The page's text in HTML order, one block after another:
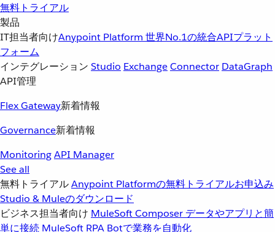
無料トライアル
製品
IT担当者向けAnypoint Platform 世界No.1の統合APIプラット
フォーム
インテグレーション Studio ExchangeConnector DataGraph
API管理
Flex Gateway新着情報
Governance新着情報
MonitoringAPI Manager
See all
無料トライアルAnypoint Platformの無料トライアルお申込み
Studio & Muleのダウンロード
ビジネス担当者向け MuleSoft Composer データやアプリと簡
単に接続 MuleSoft RPA Botで業務を自動化